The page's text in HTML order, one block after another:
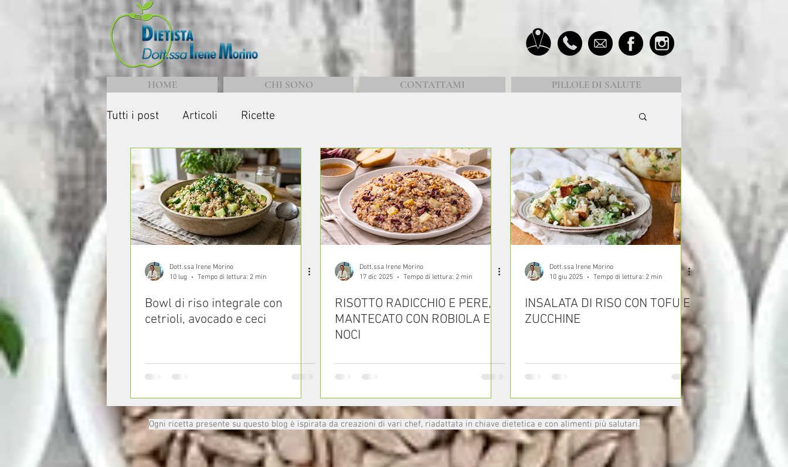
HOME CHI SONO CONTATTAMI PILLOLE DI SALUTE
Tutti i post Articoli Ricette
Dott.ssa Irene Morino
10 lug
Tempo di lettura: 2 min
Bowl di riso integrale con
cetrioli, avocado e ceci
Dott.ssa Irene Morino
17 dic 2025
Tempo di lettura: 2 min
RISOTTO RADICCHIO E PERE,
MANTECATO CON ROBIOLA E
NOCI
Dott.ssa Irene Morino
10 giu 2025
Tempo di lettura: 2 min
INSALATA DI RISO CON TOFU E
ZUCCHINE
Ogni ricetta presente su questo blog è ispirata da creazioni di vari chef, riadattata in chiave dietetica e con alimenti più salutari.